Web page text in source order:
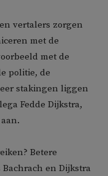
vertalers zorgen
met de
met de
politie, de
stakingen liggen
Fedde Dijkstra,
Betere
en Dijkstra